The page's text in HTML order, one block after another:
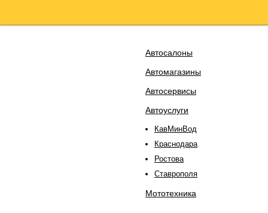
Автосалоны
Автомагазины
Автосервисы
Автоуслуги
КавМинВод
Краснодара
Ростова
Ставрополя
Мототехника